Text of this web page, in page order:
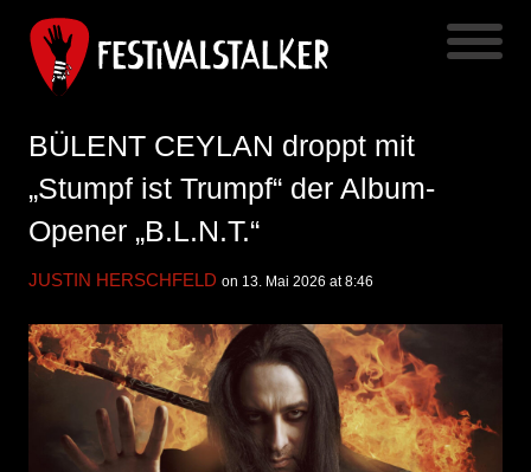
BÜLENT CEYLAN droppt mit
„Stumpf ist Trumpf“ der Album-
Opener „B.L.N.T.“
JUSTIN HERSCHFELD on 13. Mai 2026 at 8:46